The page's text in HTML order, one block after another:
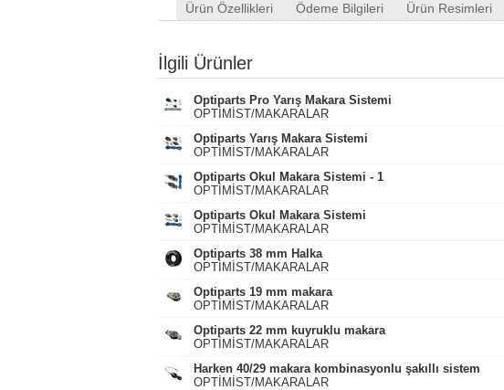
Ürün Özellikleri Ödeme Bilgileri Ürün Resimleri
İlgili Ürünler
Optiparts Pro Yarış Makara Sistemi
OPTİMİST/MAKARALAR
Optiparts Yarış Makara Sistemi
OPTİMİST/MAKARALAR
Optiparts Okul Makara Sistemi - 1
OPTİMİST/MAKARALAR
Optiparts Okul Makara Sistemi
OPTİMİST/MAKARALAR
Optiparts 38 mm Halka
OPTİMİST/MAKARALAR
Optiparts 19 mm makara
OPTİMİST/MAKARALAR
Optiparts 22 mm kuyruklu makara
OPTİMİST/MAKARALAR
Harken 40/29 makara kombinasyonlu şakıllı sistem
OPTİMİST/MAKARALAR